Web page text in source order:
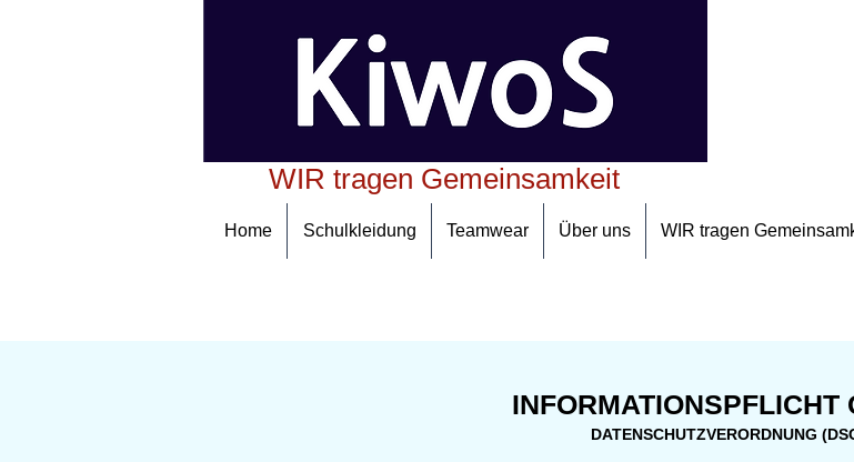
WIR tragen Gemeinsamkeit
Home Schulkleidung Teamwear Über uns WIR tragen
INFORMATIONSPFLICHT
DATENSCHUTZVERORDNUNG